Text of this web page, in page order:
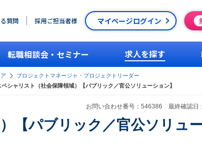
質問 採用ご担当者様 マイページログイン
転職相談会・セミナー 求人を探す
プロジェクトマネージャ・プロジェクトリーダー
ペシャリスト（社会保障領域）【パブリック／官公ソリューション】
お問い合わせ番号：546386 最終確認日
【パブリック／官公ソリュ